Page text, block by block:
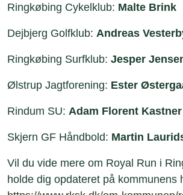
Ringkøbing Cykelklub: Malte Brink
Dejbjerg Golfklub: Andreas
Ringkøbing Surfklub: Jesper
Ølstrup Jagtforening: Ester
Rindum SU: Adam Florent Kastner
Skjern GF Håndbold: Martin
Vil du vide mere om Royal Run i
holde dig opdateret på kommunens